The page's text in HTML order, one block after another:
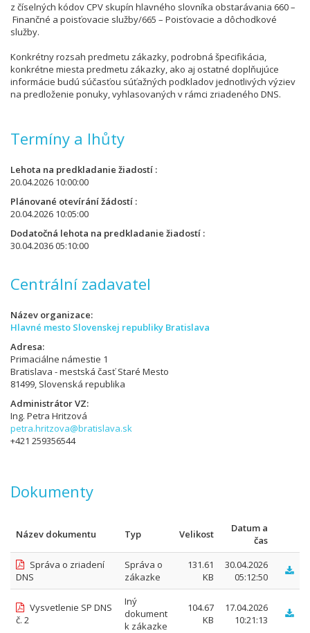
z číselných kódov CPV skupín hlavného slovníka obstarávania 660 –
Finančné a poisťovacie služby/665 – Poisťovacie a dôchodkové
služby.
Konkrétny rozsah predmetu zákazky, podrobná špecifikácia,
konkrétne miesta predmetu zákazky, ako aj ostatné doplňujúce
informácie budú súčasťou súťažných podkladov jednotlivých výziev
na predloženie ponuky, vyhlasovaných v rámci zriadeného DNS.
Termíny a lhůty
Lehota na predkladanie žiadostí
20.04.2026 10:00:00
Plánované otevírání žádostí
20.04.2026 10:05:00
Dodatočná lehota na predkladanie žiadostí
30.04.2036 05:10:00
Centrální zadavatel
Název organizace
Hlavné mesto Slovenskej republiky Bratislava
Adresa
Primaciálne námestie 1
Bratislava - mestská časť Staré Mesto
81499, Slovenská republika
Administrátor VZ
Ing. Petra Hritzová
petra.hritzova@bratislava.sk
+421 259356544
Dokumenty
Název dokumentu Typ Velikost
Datum a
čas
Správa o zriadení
DNS
Správa o
zákazke
131.61
KB
30.04.2026
05:12:50
Vysvetlenie SP DNS
č. 2
Iný
dokument
k zákazke
104.67
KB
17.04.2026
10:21:13